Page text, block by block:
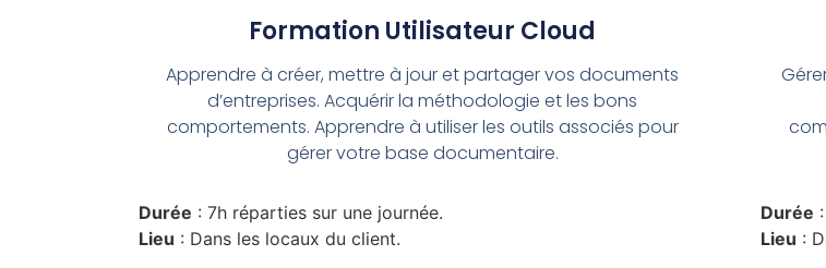
Formation Utilisateur Cloud
Apprendre à créer, mettre à jour et partager vos documents
d’entreprises. Acquérir la méthodologie et les bons
comportements. Apprendre à utiliser les outils associés pour
gérer votre base documentaire.
Durée : 7h réparties sur une journée.
Lieu : Dans les locaux du client.
Durée
Lieu :